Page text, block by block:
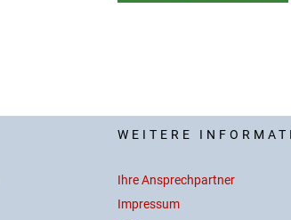
WEITERE
Ihre Ansprechpartner
Impressum